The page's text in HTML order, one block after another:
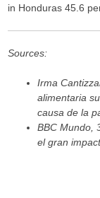
in Honduras 45.6
Sources:
Irma
alimentaria
causa de la
BBC Mundo,
el gran